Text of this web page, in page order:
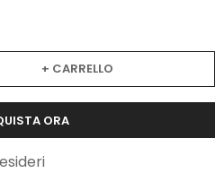
+ CARRELLO
ORA